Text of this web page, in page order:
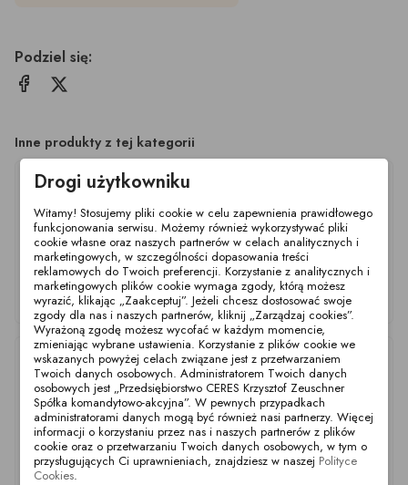
Podziel się:
Inne produkty z tej kategorii
Stopki poziomujące - L
Ø60mm M10x100 SS
NBR
Stopki poziomujące - L
Ø60mm M10x50 SS
NBR
Stopki poziomujące - L
Ø60mm M10x75 SS
NBR
Stopki poziomujące - L
Ø60mm M12x50 SS
Stopki poziomujące - L
Ø60mm M12x75 SS
Stopki poziomujące - L
Ø60mm M12x100 SS
Drogi użytkowniku
Witamy! Stosujemy pliki cookie w celu zapewnienia prawidłowego
funkcjonowania serwisu. Możemy również wykorzystywać pliki
cookie własne oraz naszych partnerów w celach analitycznych i
marketingowych, w szczególności dopasowania treści
reklamowych do Twoich preferencji. Korzystanie z analitycznych i
marketingowych plików cookie wymaga zgody, którą możesz
wyrazić, klikając „Zaakceptuj”. Jeżeli chcesz dostosować swoje
zgody dla nas i naszych partnerów, kliknij „Zarządzaj cookies”.
Wyrażoną zgodę możesz wycofać w każdym momencie,
zmieniając wybrane ustawienia. Korzystanie z plików cookie we
wskazanych powyżej celach związane jest z przetwarzaniem
Twoich danych osobowych. Administratorem Twoich danych
osobowych jest „Przedsiębiorstwo CERES Krzysztof Zeuschner
Spółka komandytowo-akcyjna”. W pewnych przypadkach
administratorami danych mogą być również nasi partnerzy. Więcej
informacji o korzystaniu przez nas i naszych partnerów z plików
cookie oraz o przetwarzaniu Twoich danych osobowych, w tym o
przysługujących Ci uprawnieniach, znajdziesz w naszej Polityce
Cookies.